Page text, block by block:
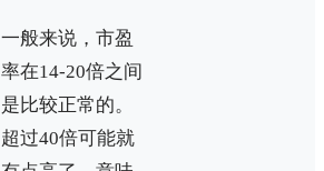
一般来说，市盈
率在14-20倍之间
是比较正常的。
超过40倍可能就